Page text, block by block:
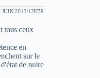
JUIN 2013/12H39
tous ceux
en
sur le
de nuire